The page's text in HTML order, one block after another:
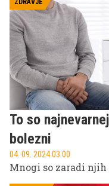
Kakšni so razlogi
učinki in vloga v
Preverite.
To so
bolezni
04. 09. 2024 03.00
Mnogi so zaradi